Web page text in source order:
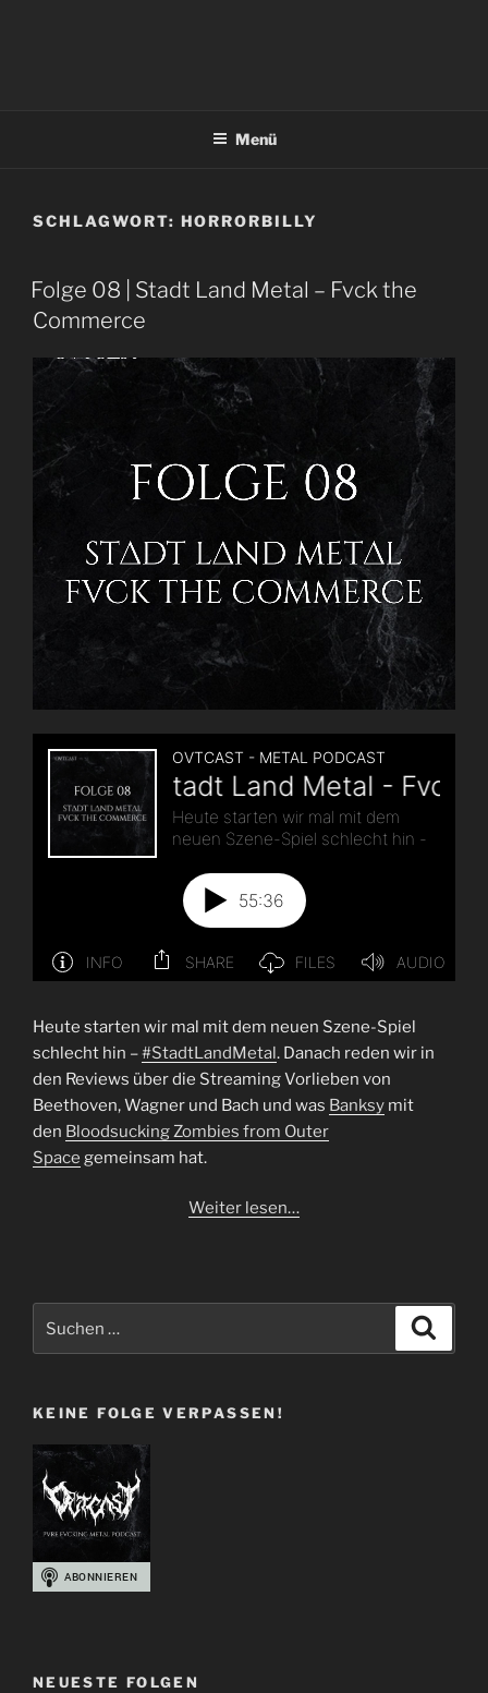
Menü
SCHLAGWORT: HORRORBILLY
Folge 08 | Stadt Land Metal – Fvck the
Commerce
Heute starten wir mal mit dem neuen Szene-Spiel
schlecht hin –#StadtLandMetal. Danach reden wir in
den Reviews über die Streaming Vorlieben von
Beethoven, Wagner und Bach und was Banksy mit
den Bloodsucking Zombies from Outer
Space gemeinsam hat.
Weiter lesen…
KEINE FOLGE VERPASSEN!
NEUESTE FOLGEN